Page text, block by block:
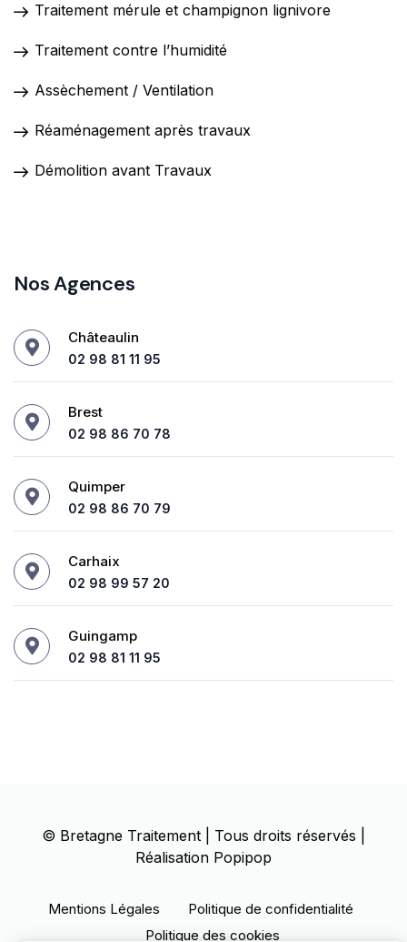
Traitement mérule et champignon lignivore
Traitement contre l’humidité
Assèchement / Ventilation
Réaménagement après travaux
Démolition avant Travaux
Nos Agences
Châteaulin
02 98 81 11 95
Brest
02 98 86 70 78
Quimper
02 98 86 70 79
Carhaix
02 98 99 57 20
Guingamp
02 98 81 11 95
© Bretagne Traitement | Tous droits réservés |
Réalisation Popipop
Mentions Légales
Politique de confidentialité
Politique des cookies